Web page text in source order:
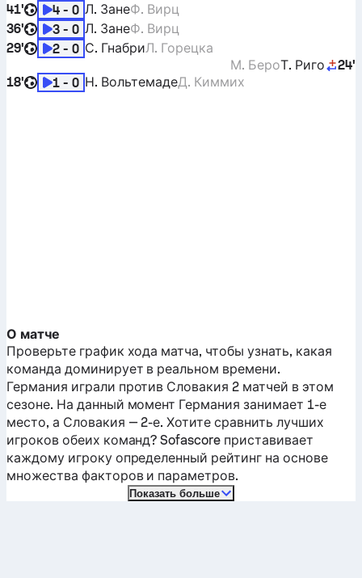
41'
4 - 0 Л. ЗанеФ. Вирц
36'
3 - 0 Л. ЗанеФ. Вирц
29'
2 - 0 С. ГнабриЛ. Горецка
24'
Т. Риго
М. Беро
18'
1 - 0 Н. ВольтемадеД. Киммих
О матче
Проверьте график хода матча, чтобы узнать, какая
команда доминирует в реальном времени.
Германия играли против Словакия 2 матчей в этом
сезоне. На данный момент Германия занимает 1-е
место, а Словакия — 2-е. Хотите сравнить лучших
игроков обеих команд? Sofascore приставивает
каждому игроку определенный рейтинг на основе
множества факторов и параметров.
Показать больше